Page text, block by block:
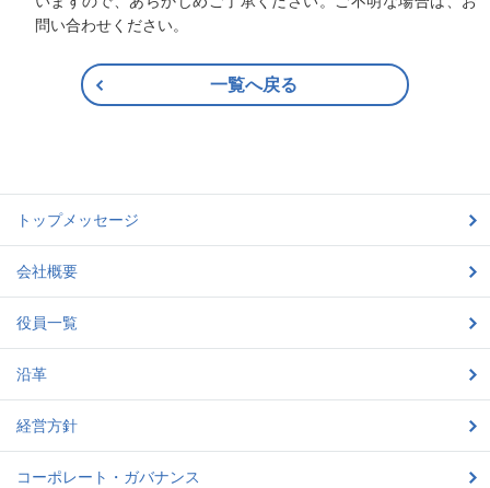
問い合わせください。
一覧へ戻る
トップメッセージ
会社概要
役員一覧
沿革
経営方針
コーポレート・ガバナンス